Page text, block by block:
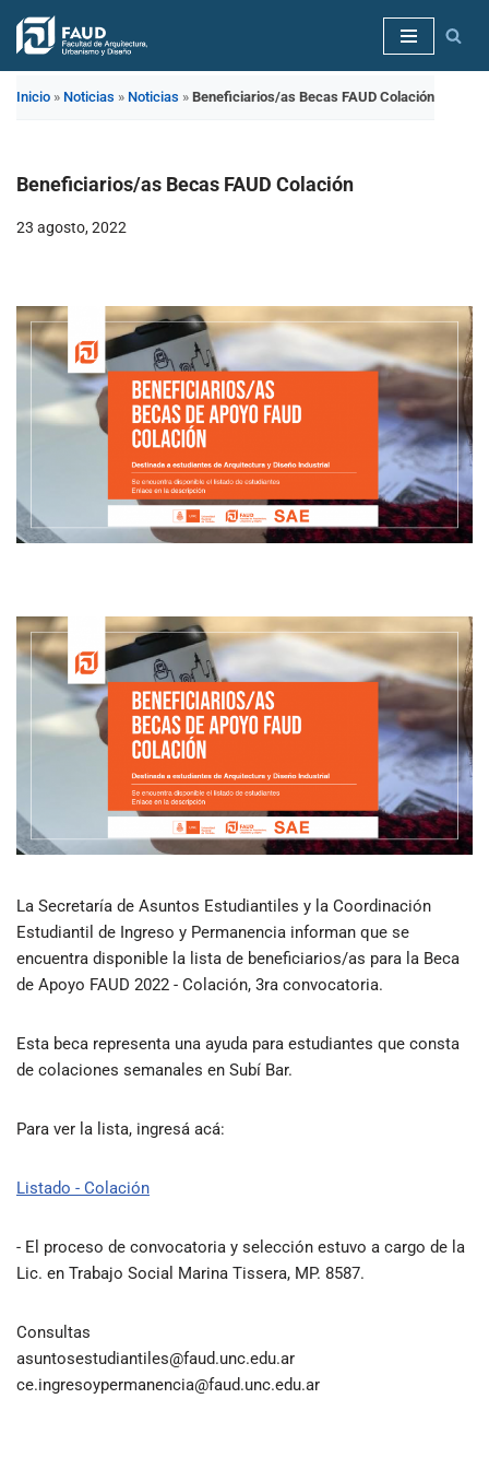
Saltar
Inicio » Noticias » Noticias » Beneficiarios/as Becas FAUD Colación
Beneficiarios/as Becas FAUD Colación
23 agosto, 2022
La Secretaría de Asuntos Estudiantiles y la Coordinación
Estudiantil de Ingreso y Permanencia informan que se
encuentra disponible la lista de beneficiarios/as para la Beca
de Apoyo FAUD 2022 - Colación, 3ra convocatoria.
Esta beca representa una ayuda para estudiantes que consta
de colaciones semanales en Subí Bar.
Para ver la lista, ingresá acá:
Listado - Colación
- El proceso de convocatoria y selección estuvo a cargo de la
Lic. en Trabajo Social Marina Tissera, MP. 8587.
Consultas
asuntosestudiantiles@faud.unc.edu.ar
ce.ingresoypermanencia@faud.unc.edu.ar